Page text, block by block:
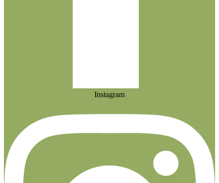
Instagram